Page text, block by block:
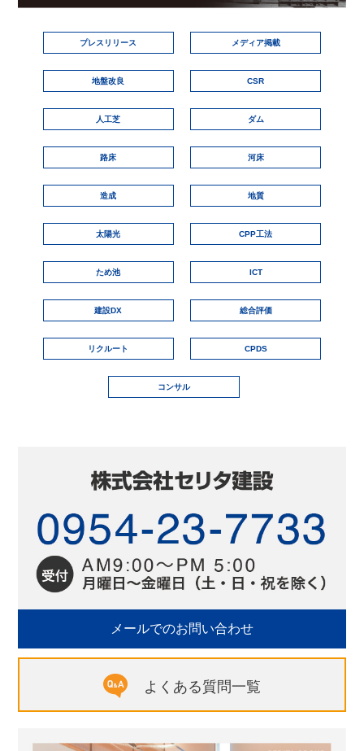
プレスリリース メディア掲載
地盤改良 CSR
人工芝 ダム
路床 河床
造成 地質
太陽光 CPP工法
ため池 ICT
建設DX 総合評価
リクルート CPDS
コンサル
メールでのお問い合わせ
よくある質問一覧